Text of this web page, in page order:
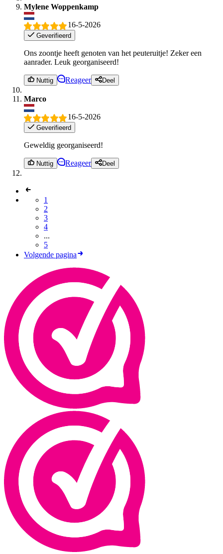
Mylene Woppenkamp
16-5-2026
Geverifieerd
Ons zoontje heeft genoten van het peuteruitje! Zeker een
aanrader. Leuk georganiseerd!
Nuttig Reageer Deel
Marco
16-5-2026
Geverifieerd
Geweldig georganiseerd!
Nuttig Reageer Deel
1
2
3
4
...
5
Volgende pagina